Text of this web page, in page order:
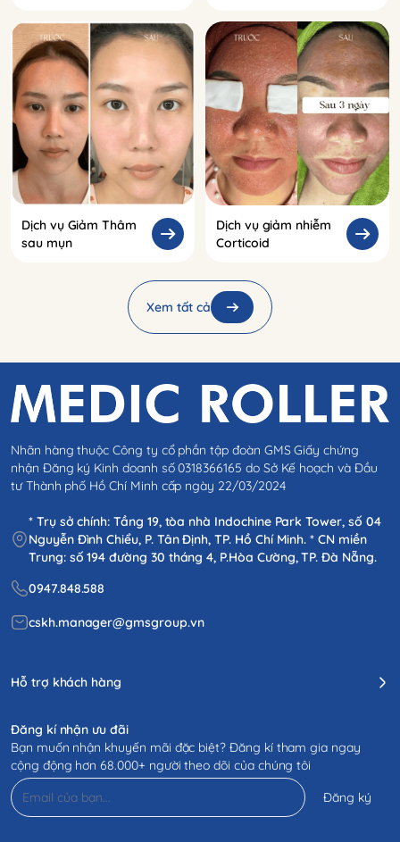
Dịch vụ Giảm Thâm
sau mụn
Dịch vụ giảm nhiễm
Corticoid
Xem tất cả
Nhãn hàng thuộc Công ty cổ phần tập đoàn GMS Giấy chứng
nhận Đăng ký Kinh doanh số 0318366165 do Sở Kế hoạch và Đầu
tư Thành phố Hồ Chí Minh cấp ngày 22/03/2024
* Trụ sở chính: Tầng 19, tòa nhà Indochine Park Tower, số 04
Nguyễn Đình Chiểu, P. Tân Định, TP. Hồ Chí Minh. * CN miền
Trung: số 194 đường 30 tháng 4, P.Hòa Cường, TP. Đà Nẵng.
0947.848.588
cskh.manager@gmsgroup.vn
Hỗ trợ khách hàng
Đăng kí nhận ưu đãi
Bạn muốn nhận khuyến mãi đặc biệt? Đăng kí tham gia ngay
cộng động hơn 68.000+ người theo dõi của chúng tôi
Đăng ký